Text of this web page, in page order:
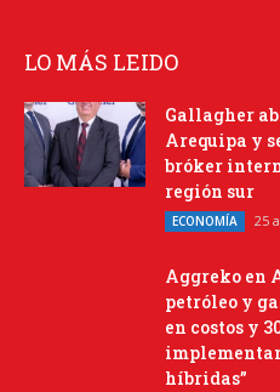
LO MÁS LEIDO
Gallagher
Arequipa y
bróker
región sur
ECONOMÍA 25
Aggreko en
petróleo y
en costos y
híbridas”